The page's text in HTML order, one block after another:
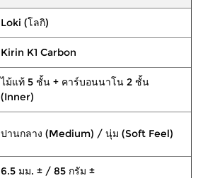
Loki (โลกิ)
Kirin K1 Carbon
ไม้แท้ 5 ชั้น + คาร์บอนนาโน 2 ชั้น
(Inner)
ปานกลาง (Medium) / นุ่ม (Soft Feel)
6.5 มม. ± / 85 กรัม ±